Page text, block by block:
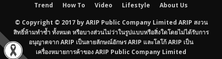
Trend How To Video Lifestyle About Us
© Copyright © 2017 by ARIP Public Company Limited ARIP สงวน
สิทธิ์ห้ามทำซ้ำ ทั้งหมด หรือบางส่วนไม่ว่าในรูปแบบหรือสิ่งใดโดยไม่ได้รับการ
อนุญาตจาก ARIP เป็นลายลักษณ์อักษร ARIP และโลโก้ ARIP เป็น
เครื่องหมายการค้าของ ARIP Public Company Limited